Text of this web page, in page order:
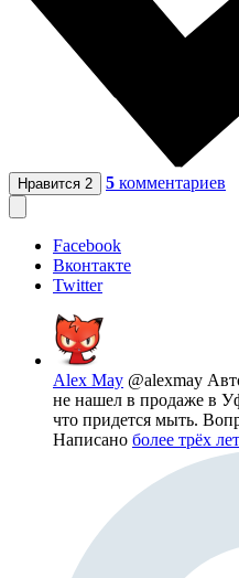
Нравится 2 5 комментариев
Facebook
Вконтакте
Twitter
Alex May @alexmay
не нашел в продаже в
что придется мыть.
Написано более трёх